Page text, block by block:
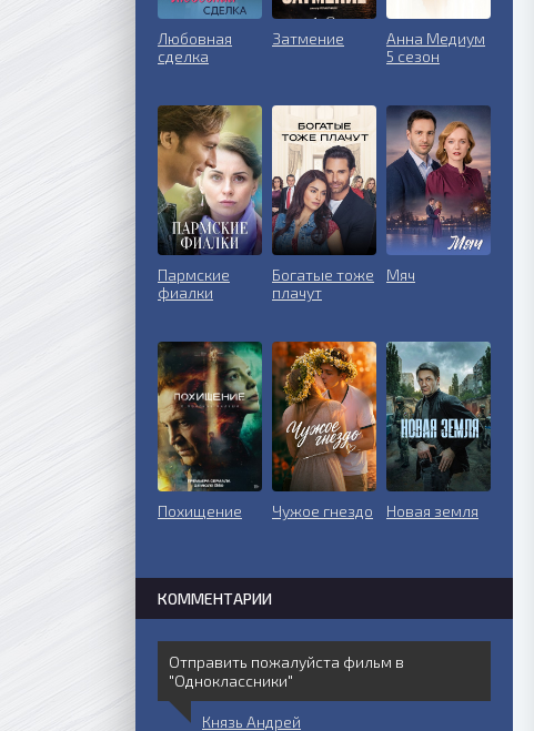
Любовная
сделка
Затмение
Анна Медиум
5 сезон
Пармские
фиалки
Богатые тоже
плачут
Мяч
Похищение Чужое гнездо Новая земля
КОММЕНТАРИИ
Отправить пожалуйста фильм в
"Одноклассники"
Князь Андрей